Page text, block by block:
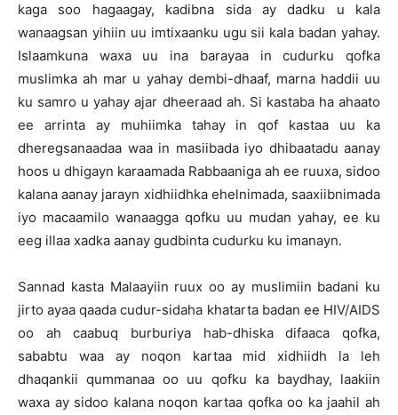
kaga soo hagaagay, kadibna sida ay dadku u kala
wanaagsan yihiin uu imtixaanku ugu sii kala badan yahay.
Islaamkuna waxa uu ina barayaa in cudurku qofka
muslimka ah mar u yahay dembi-dhaaf, marna haddii uu
ku samro u yahay ajar dheeraad ah. Si kastaba ha ahaato
ee arrinta ay muhiimka tahay in qof kastaa uu ka
dheregsanaadaa waa in masiibada iyo dhibaatadu aanay
hoos u dhigayn karaamada Rabbaaniga ah ee ruuxa, sidoo
kalana aanay jarayn xidhiidhka ehelnimada, saaxiibnimada
iyo macaamilo wanaagga qofku uu mudan yahay, ee ku
eeg illaa xadka aanay gudbinta cudurku ku imanayn.
Sannad kasta Malaayiin ruux oo ay muslimiin badani ku
jirto ayaa qaada cudur-sidaha khatarta badan ee HIV/AIDS
oo ah caabuq burburiya hab-dhiska difaaca qofka,
sababtu waa ay noqon kartaa mid xidhiidh la leh
dhaqankii qummanaa oo uu qofku ka baydhay, laakiin
waxa ay sidoo kalana noqon kartaa qofka oo ka jaahil ah